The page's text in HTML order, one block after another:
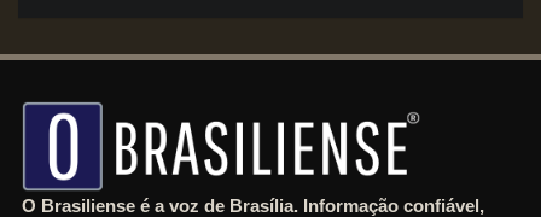
c
O Brasiliense é a voz de Brasília. Informação confiável,